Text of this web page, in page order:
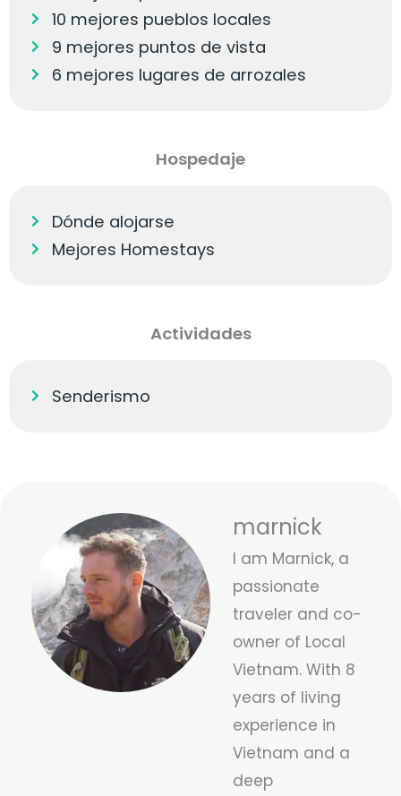
10 mejores pueblos locales
9 mejores puntos de vista
6 mejores lugares de arrozales
Hospedaje
Dónde alojarse
Mejores Homestays
Actividades
Senderismo
marnick
I am Marnick, a
passionate
traveler and co-
owner of Local
Vietnam. With 8
years of living
experience in
Vietnam and a
deep